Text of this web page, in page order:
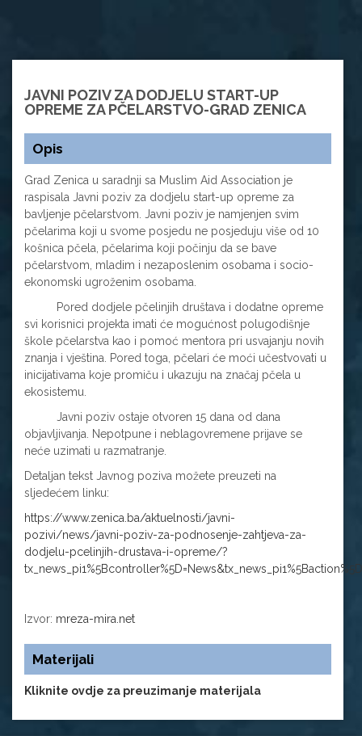
JAVNI POZIV ZA DODJELU START-UP
OPREME ZA PČELARSTVO-GRAD ZENICA
Opis
Grad Zenica u saradnji sa Muslim Aid Association je
raspisala Javni poziv za dodjelu start-up opreme za
bavljenje pčelarstvom. Javni poziv je namjenjen svim
pčelarima koji u svome posjedu ne posjeduju više od 10
košnica pčela, pčelarima koji počinju da se bave
pčelarstvom, mladim i nezaposlenim osobama i socio-
ekonomski ugroženim osobama.
Pored dodjele pčelinjih društava i dodatne opreme
svi korisnici projekta imati će mogućnost polugodišnje
škole pčelarstva kao i pomoć mentora pri usvajanju novih
znanja i vještina. Pored toga, pčelari će moći učestvovati u
inicijativama koje promiču i ukazuju na značaj pčela u
ekosistemu.
Javni poziv ostaje otvoren 15 dana od dana
objavljivanja. Nepotpune i neblagovremene prijave se
neće uzimati u razmatranje.
Detaljan tekst Javnog poziva možete preuzeti na
sljedećem linku:
https://www.zenica.ba/aktuelnosti/javni-
pozivi/news/javni-poziv-za-podnosenje-zahtjeva-za-
dodjelu-pcelinjih-drustava-i-opreme/?
Izvor: mreza-mira.net
Materijali
Kliknite ovdje za preuzimanje materijala